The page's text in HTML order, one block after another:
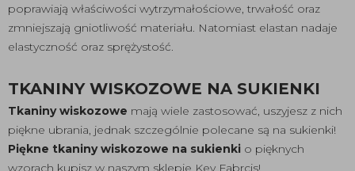
poprawiają właściwości wytrzymałościowe, trwałość oraz
zmniejszają gniotliwość materiału. Natomiast elastan nadaje
elastyczność oraz sprężystość.
TKANINY WISKOZOWE NA SUKIENKI
Tkaniny wiskozowe mają wiele zastosować, uszyjesz z nich
piękne ubrania, jednak szczególnie polecane są na sukienki!
Piękne tkaniny wiskozowe na sukienki o pięknych
wzorach kupisz w naszym sklepie Key Fabrcis!